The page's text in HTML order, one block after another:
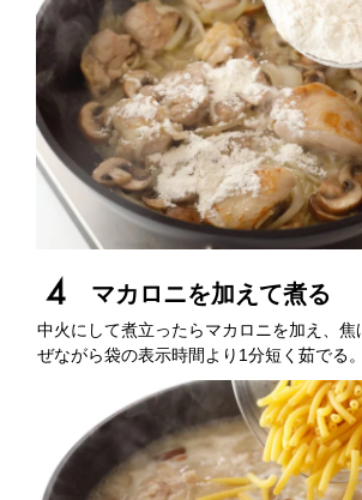
マカロニを加えて煮る
中火にして煮立ったらマカロニを加え、焦
ぜながら袋の表示時間より1分短く茹でる。